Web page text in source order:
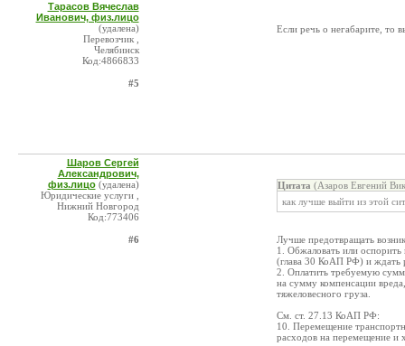
Тарасов Вячеслав
Иванович, физ.лицо
(удалена)
Перевозчик ,
Челябинск
Код:4866833
#5
Если речь о негабарите, то
Шаров Сергей
Александрович,
физ.лицо (удалена)
Юридические услуги ,
Нижний Новгород
Код:773406
#6
Цитата (Азаров Евгений
как лучше выйти из этой
Лучше предотвращать
1. Обжаловать или оспорить
(глава 30 КоАП РФ) и ждать
2. Оплатить требуемую
на сумму компенсации
тяжеловесного груза.
См. ст. 27.13 КоАП РФ:
10. Перемещение
расходов на перемещение и